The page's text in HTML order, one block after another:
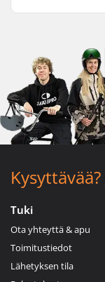
Kysyttävää?
Tuki
Ota yhteyttä & apu
Toimitustiedot
Lähetyksen tila